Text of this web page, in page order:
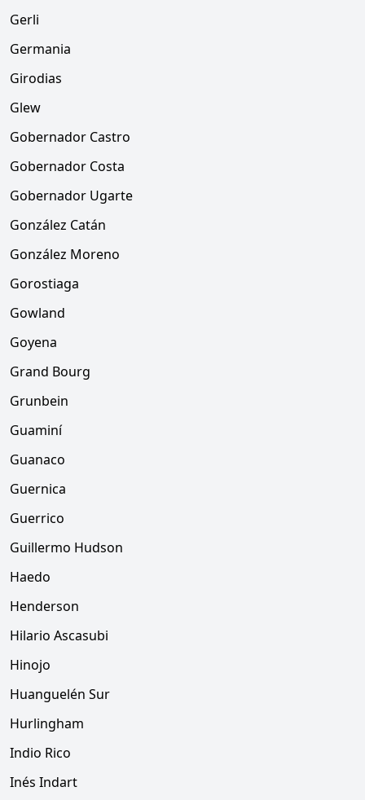
Gerli
Germania
Girodias
Glew
Gobernador Castro
Gobernador Costa
Gobernador Ugarte
González Catán
González Moreno
Gorostiaga
Gowland
Goyena
Grand Bourg
Grunbein
Guaminí
Guanaco
Guernica
Guerrico
Guillermo Hudson
Haedo
Henderson
Hilario Ascasubi
Hinojo
Huanguelén Sur
Hurlingham
Indio Rico
Inés Indart